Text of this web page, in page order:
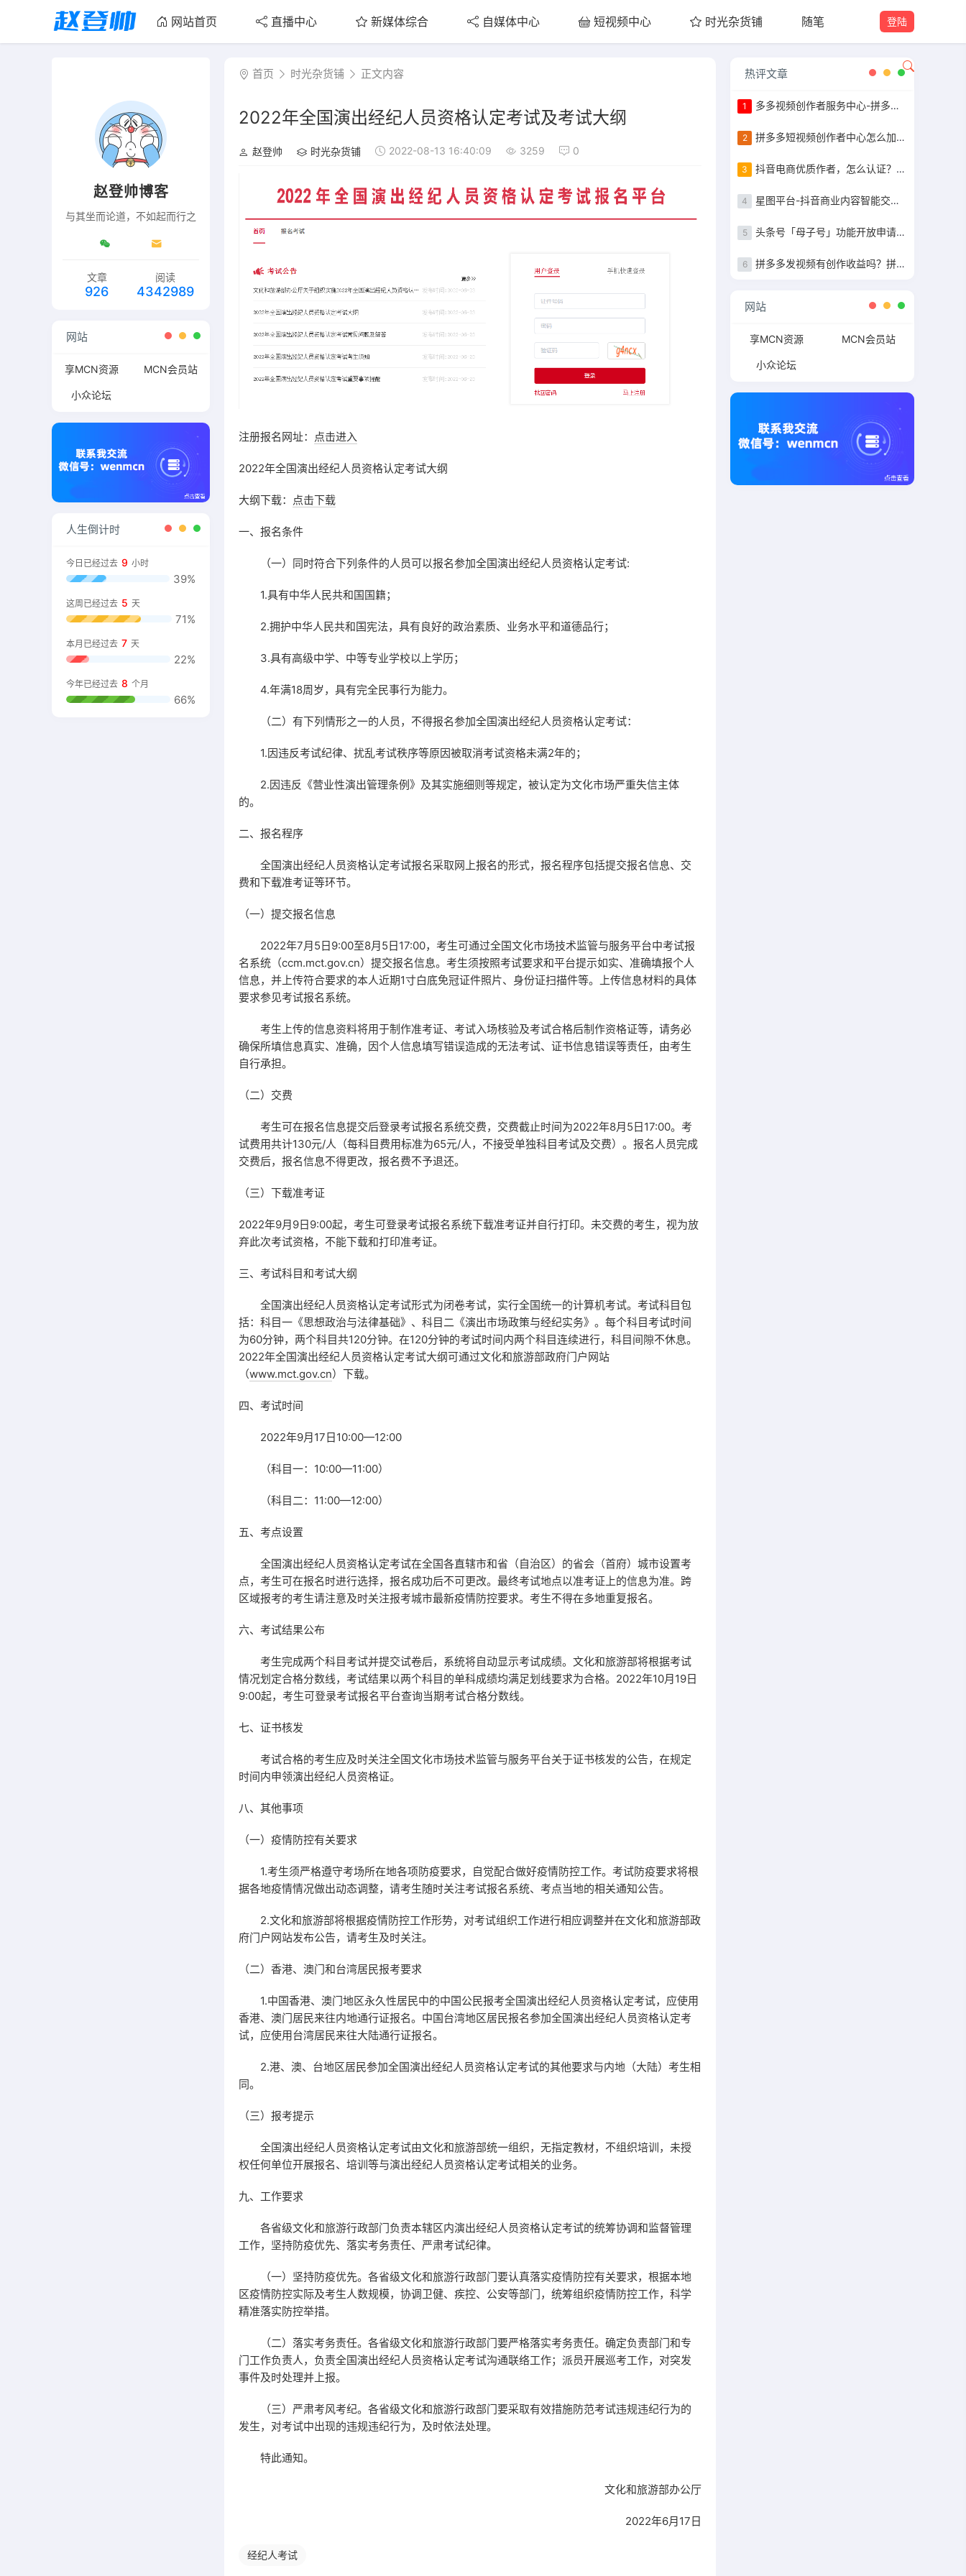
网站首页 直播中心 新媒体综合 自媒体中心 短视频中心 时光杂货铺 随笔 登陆
赵登帅博客
与其坐而论道，不如起而行之
文章
926
阅读
4342989
网站
享MCN资源 MCN会员站
小众论坛
人生倒计时
今日已经过去 9 小时
39%
这周已经过去 5 天
71%
本月已经过去 7 天
22%
今年已经过去 8 个月
66%
首页 时光杂货铺 正文内容
2022年全国演出经纪人员资格认定考试及考试大纲
赵登帅 时光杂货铺 2022-08-13 16:40:09 3259 0
注册报名网址： 点击进入
2022年全国演出经纪人员资格认定考试大纲
大纲下载： 点击下载
一、报名条件
（一）同时符合下列条件的人员可以报名参加全国演出经纪人员资格认定考试:
1.具有中华人民共和国国籍；
2.拥护中华人民共和国宪法，具有良好的政治素质、业务水平和道德品行；
3.具有高级中学、中等专业学校以上学历；
4.年满18周岁，具有完全民事行为能力。
（二）有下列情形之一的人员，不得报名参加全国演出经纪人员资格认定考试：
1.因违反考试纪律、扰乱考试秩序等原因被取消考试资格未满2年的；
2.因违反《营业性演出管理条例》及其实施细则等规定，被认定为文化市场严重失信主体
的。
二、报名程序
全国演出经纪人员资格认定考试报名采取网上报名的形式，报名程序包括提交报名信息、交
费和下载准考证等环节。
（一）提交报名信息
2022年7月5日9:00至8月5日17:00，考生可通过全国文化市场技术监管与服务平台中考试报
名系统（ccm.mct.gov.cn）提交报名信息。考生须按照考试要求和平台提示如实、准确填报个人
信息，并上传符合要求的本人近期1寸白底免冠证件照片、身份证扫描件等。上传信息材料的具体
要求参见考试报名系统。
考生上传的信息资料将用于制作准考证、考试入场核验及考试合格后制作资格证等，请务必
确保所填信息真实、准确，因个人信息填写错误造成的无法考试、证书信息错误等责任，由考生
自行承担。
（二）交费
考生可在报名信息提交后登录考试报名系统交费，交费截止时间为2022年8月5日17:00。考
试费用共计130元/人（每科目费用标准为65元/人，不接受单独科目考试及交费）。报名人员完成
交费后，报名信息不得更改，报名费不予退还。
（三）下载准考证
2022年9月9日9:00起，考生可登录考试报名系统下载准考证并自行打印。未交费的考生，视为放
弃此次考试资格，不能下载和打印准考证。
三、考试科目和考试大纲
全国演出经纪人员资格认定考试形式为闭卷考试，实行全国统一的计算机考试。考试科目包
括：科目一《思想政治与法律基础》、科目二《演出市场政策与经纪实务》。每个科目考试时间
为60分钟，两个科目共120分钟。在120分钟的考试时间内两个科目连续进行，科目间隙不休息。
2022年全国演出经纪人员资格认定考试大纲可通过文化和旅游部政府门户网站
（www.mct.gov.cn）下载。
四、考试时间
2022年9月17日10:00—12:00
（科目一：10:00—11:00）
（科目二：11:00—12:00）
五、考点设置
全国演出经纪人员资格认定考试在全国各直辖市和省（自治区）的省会（首府）城市设置考
点，考生可在报名时进行选择，报名成功后不可更改。最终考试地点以准考证上的信息为准。跨
区域报考的考生请注意及时关注报考城市最新疫情防控要求。考生不得在多地重复报名。
六、考试结果公布
考生完成两个科目考试并提交试卷后，系统将自动显示考试成绩。文化和旅游部将根据考试
情况划定合格分数线，考试结果以两个科目的单科成绩均满足划线要求为合格。2022年10月19日
9:00起，考生可登录考试报名平台查询当期考试合格分数线。
七、证书核发
考试合格的考生应及时关注全国文化市场技术监管与服务平台关于证书核发的公告，在规定
时间内申领演出经纪人员资格证。
八、其他事项
（一）疫情防控有关要求
1.考生须严格遵守考场所在地各项防疫要求，自觉配合做好疫情防控工作。考试防疫要求将根
据各地疫情情况做出动态调整，请考生随时关注考试报名系统、考点当地的相关通知公告。
2.文化和旅游部将根据疫情防控工作形势，对考试组织工作进行相应调整并在文化和旅游部政
府门户网站发布公告，请考生及时关注。
（二）香港、澳门和台湾居民报考要求
1.中国香港、澳门地区永久性居民中的中国公民报考全国演出经纪人员资格认定考试，应使用
香港、澳门居民来往内地通行证报名。中国台湾地区居民报名参加全国演出经纪人员资格认定考
试，应使用台湾居民来往大陆通行证报名。
2.港、澳、台地区居民参加全国演出经纪人员资格认定考试的其他要求与内地（大陆）考生相
同。
（三）报考提示
全国演出经纪人员资格认定考试由文化和旅游部统一组织，无指定教材，不组织培训，未授
权任何单位开展报名、培训等与演出经纪人员资格认定考试相关的业务。
九、工作要求
各省级文化和旅游行政部门负责本辖区内演出经纪人员资格认定考试的统筹协调和监督管理
工作，坚持防疫优先、落实考务责任、严肃考试纪律。
（一）坚持防疫优先。各省级文化和旅游行政部门要认真落实疫情防控有关要求，根据本地
区疫情防控实际及考生人数规模，协调卫健、疾控、公安等部门，统筹组织疫情防控工作，科学
精准落实防控举措。
（二）落实考务责任。各省级文化和旅游行政部门要严格落实考务责任。确定负责部门和专
门工作负责人，负责全国演出经纪人员资格认定考试沟通联络工作；派员开展巡考工作，对突发
事件及时处理并上报。
（三）严肃考风考纪。各省级文化和旅游行政部门要采取有效措施防范考试违规违纪行为的
发生，对考试中出现的违规违纪行为，及时依法处理。
特此通知。
文化和旅游部办公厅
2022年6月17日
经纪人考试
热评文章
1 多多视频创作者服务中心-拼多多作者等级认证
2 拼多多短视频创作者中心怎么加入，粉丝10万以上完成任务获得现金补贴
3 抖音电商优质作者，怎么认证？认证步骤指南
4 星图平台-抖音商业内容智能交易&管理平台入驻指南
5 头条号「母子号」功能开放申请+母子号统一提现功能说明
6 拼多多发视频有创作收益吗？拼多多发视频收益详解
网站
享MCN资源 MCN会员站
小众论坛